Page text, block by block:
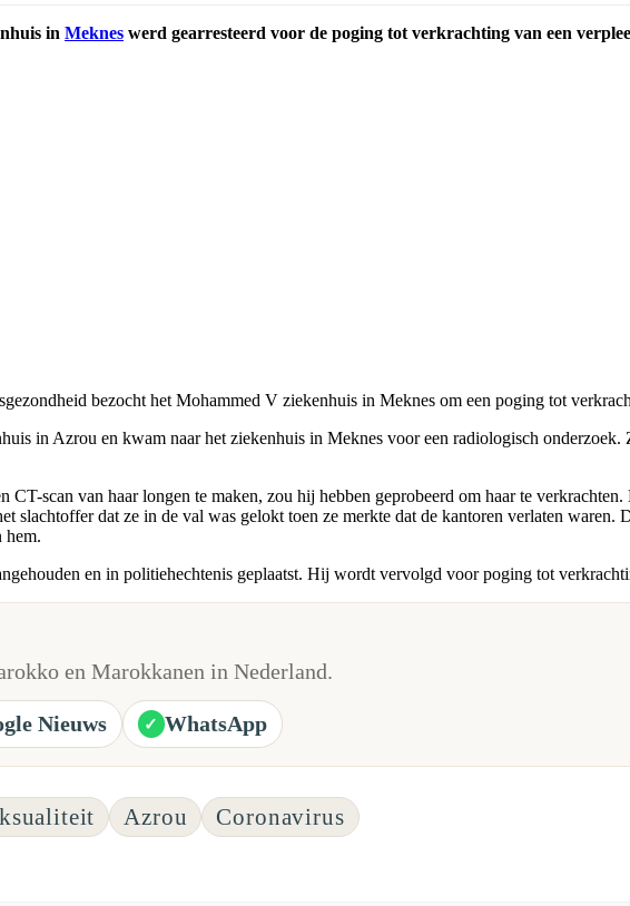
in Meknes werd gearresteerd voor de poging tot verkrachting van een
bezocht het Mohammed V ziekenhuis in Meknes om een ​​poging tot
in Azrou en kwam naar het ziekenhuis in Meknes voor een radiologisch
CT-scan van haar longen te maken, zou hij hebben geprobeerd om haar te
slachtoffer dat ze in de val was gelokt toen ze merkte dat de kantoren verlaten
hem.
en in politiehechtenis geplaatst. Hij wordt vervolgd voor poging tot
en Marokkanen in Nederland.
Nieuws ✓ WhatsApp
Azrou Coronavirus